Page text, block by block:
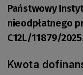
Państwowy
nieodpłatnego
C12L/11879/
Kwota